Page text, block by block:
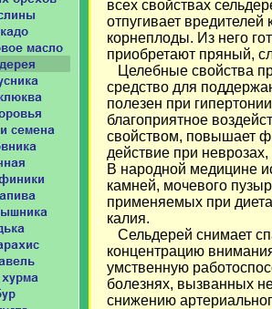
всех свойствах
отпугивает
корнеплоды. Из него
приобретают пряный,
Целебные свойства
средство для
полезен при
благоприятное
свойством, повышает
действие при
В народной медицине
камней, мочевого
применяемых при
калия.
Сельдерей снимает
концентрацию
умственную
болезнях, вызванных
снижению